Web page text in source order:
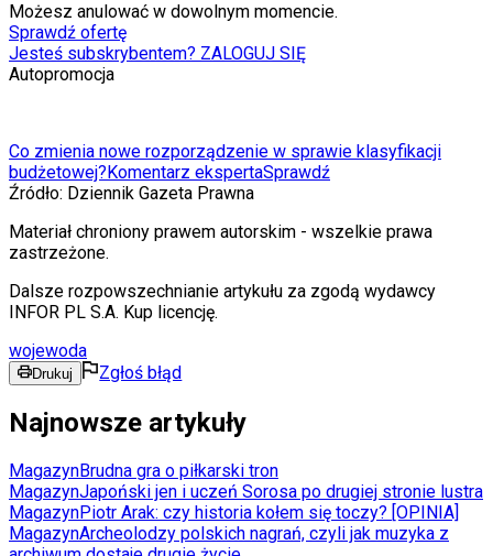
Możesz anulować w dowolnym momencie.
Sprawdź ofertę
Jesteś subskrybentem? ZALOGUJ SIĘ
Autopromocja
Co zmienia nowe rozporządzenie w sprawie klasyfikacji
budżetowej?Komentarz ekspertaSprawdź
Źródło: Dziennik Gazeta Prawna
Materiał chroniony prawem autorskim - wszelkie prawa
zastrzeżone.
Dalsze rozpowszechnianie artykułu za zgodą wydawcy
INFOR PL S.A. Kup licencję.
wojewoda
Drukuj Zgłoś błąd
Najnowsze artykuły
MagazynBrudna gra o piłkarski tron
MagazynJapoński jen i uczeń Sorosa po drugiej stronie lustra
MagazynPiotr Arak: czy historia kołem się toczy? [OPINIA]
MagazynArcheolodzy polskich nagrań, czyli jak muzyka z